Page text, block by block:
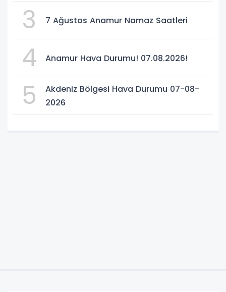
3 7 Ağustos Anamur Namaz Saatleri
4 Anamur Hava Durumu! 07.08.2026!
5
Akdeniz Bölgesi Hava Durumu 07-08-
2026